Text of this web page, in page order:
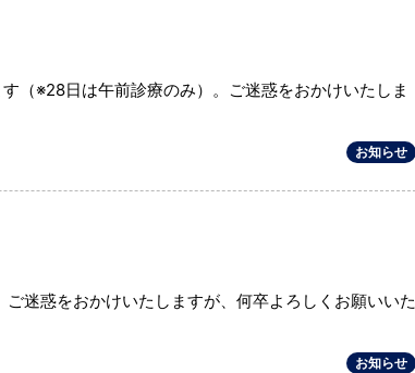
（※28日は午前診療のみ）。ご迷惑をおかけいたしま
お知らせ
迷惑をおかけいたしますが、何卒よろしくお願いいた
お知らせ